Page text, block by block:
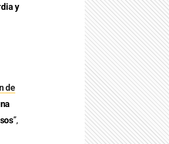
y
de
”,